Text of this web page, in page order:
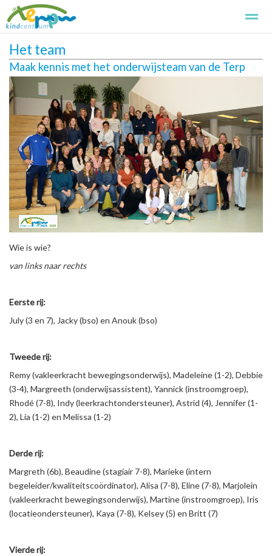
Kindcentrum de Terp
Home Foto's Zoeken
Het team
Maak kennis met het onderwijsteam van de Terp
Wie is wie?
van links naar rechts
Eerste rij:
July (3 en 7), Jacky (bso) en Anouk (bso)
Tweede rij:
Remy (vakleerkracht bewegingsonderwijs), Madeleine (1-2), Debbie
(3-4), Margreeth (onderwijsassistent), Yannick (instroomgroep),
Rhodé (7-8), Indy (leerkrachtondersteuner), Astrid (4), Jennifer (1-
2), Lia (1-2) en Melissa (1-2)
Derde rij:
Margreth (6b), Beaudine (stagiair 7-8), Marieke (intern
begeleider/kwaliteitscoördinator), Alisa (7-8), Eline (7-8), Marjolein
(vakleerkracht bewegingsonderwijs), Martine (instroomgroep), Iris
(locatieondersteuner), Kaya (7-8), Kelsey (5) en Britt (7)
Vierde rij: